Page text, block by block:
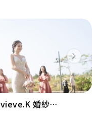
Next
婚紗禮